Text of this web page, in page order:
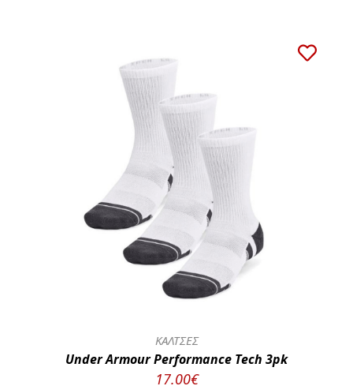
ΚΑΛΤΣΕΣ
Under Armour Performance Tech 3pk
17.00€